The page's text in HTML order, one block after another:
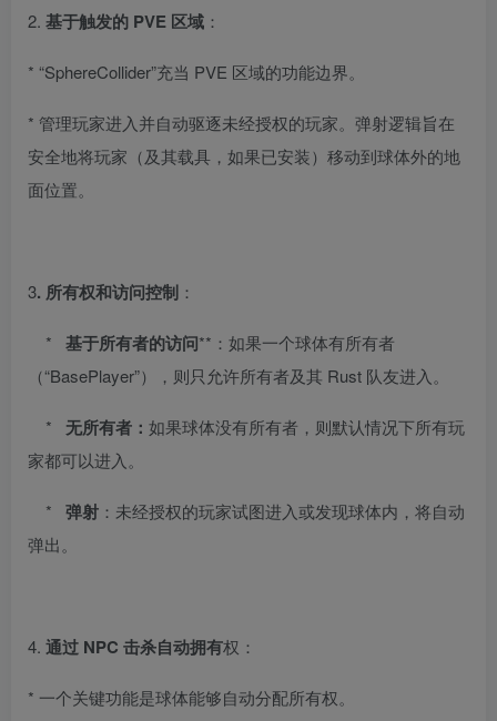
2. 基于触发的 PVE 区域 ：
* “SphereCollider”充当 PVE 区域的功能边界。
* 管理玩家进入并自动驱逐未经授权的玩家。弹射逻辑旨在
安全地将玩家（及其载具，如果已安装）移动到球体外的地
面位置。
3. 所有权和访问控制 ：
* 基于所有者的访问**：如果一个球体有所有者
（“BasePlayer”），则只允许所有者及其 Rust 队友进入。
* 无所有者： 如果球体没有所有者，则默认情况下所有玩
家都可以进入。
* 弹射 ：未经授权的玩家试图进入或发现球体内，将自动
弹出。
4. 通过 NPC 击杀自动拥有权：
* 一个关键功能是球体能够自动分配所有权。